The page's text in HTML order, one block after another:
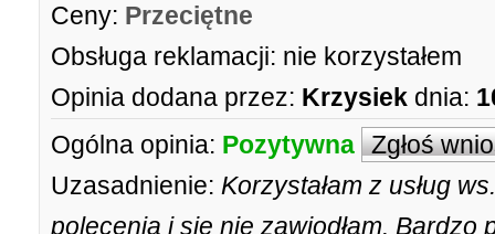
Ceny: Przeciętne
Obsługa reklamacji: nie korzystałem
Opinia dodana przez: Krzysiek dnia:
Ogólna opinia: Pozytywna Zgłoś
Uzasadnienie: Korzystałam z usług
polecenia i się nie zawiodłam. Bardzo